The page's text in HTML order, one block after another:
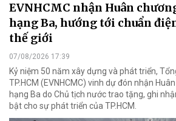
EVNHCMC nhận Huân
hạng Ba, hướng tới chuẩn
thế giới
07/08/2026 17:39
Kỷ niệm 50 năm xây dựng và phát triển,
TP.HCM (EVNHCMC) vinh dự đón nhận
hạng Ba do Chủ tịch nước trao tặng, ghi
bật cho sự phát triển của TP.HCM.